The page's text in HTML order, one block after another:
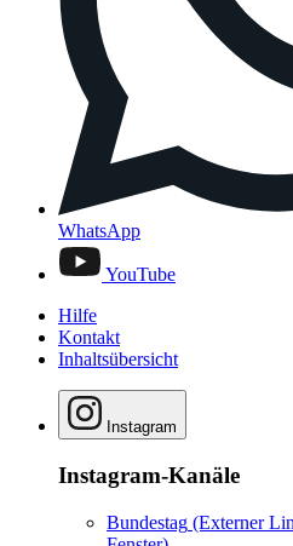
WhatsApp
YouTube
Hilfe
Kontakt
Inhaltsübersicht
Instagram
Instagram-Kanäle
Bundestag (Externer